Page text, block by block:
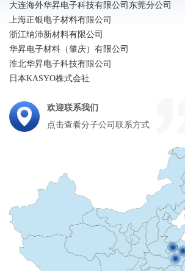
大连海外华昇电子科技有限公司东莞分公司
上海正银电子材料有限公司
浙江纳沛新材料有限公司
华昇电子材料（肇庆）有限公司
淮北华昇电子科技有限公司
日本KASYO株式会社
欢迎联系我们
点击查看分子公司联系方式